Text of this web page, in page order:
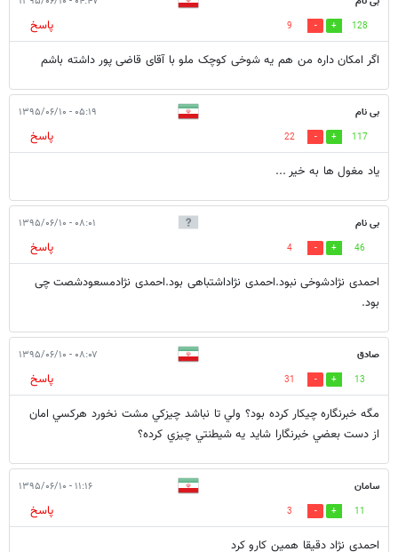
128
9
پاسخ
اگر امکان داره من هم یه شوخی کوچک ملو با آقای قاضی پور داشته باشم
بی نام ۰۵:۱۹ - ۱۳۹۵/۰۶/۱۰
117
22
پاسخ
یاد مغول ها به خیر ...
بی نام ۰۸:۰۱ - ۱۳۹۵/۰۶/۱۰
46
4
پاسخ
احمدی نژادشوخی نبود.احمدی نژاداشتباهی بود.احمدی نژادمسعودشصت چی
بود.
صادق ۰۸:۰۷ - ۱۳۹۵/۰۶/۱۰
13
31
پاسخ
مگه خبرنگاره چيكار كرده بود؟ ولي تا نباشد چيزكي مشت نخورد هركسي امان
از دست بعضي خبرنگارا شايد يه شيطنتي چيزي كرده؟
سامان ۱۱:۱۶ - ۱۳۹۵/۰۶/۱۰
11
3
پاسخ
احمدی نژاد دقیقا همین کارو کرد